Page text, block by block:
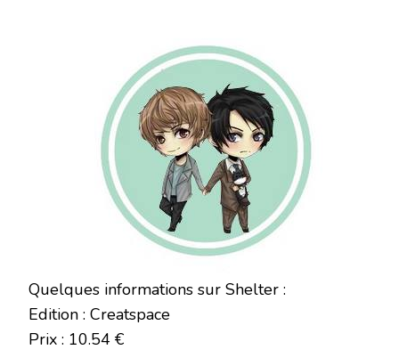
Quelques informations sur Shelter :
Edition : Creatspace
Prix : 10.54 €